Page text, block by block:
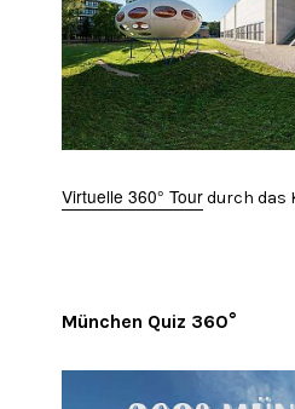
Virtuelle 360° Tourdurch das
München Quiz 360°